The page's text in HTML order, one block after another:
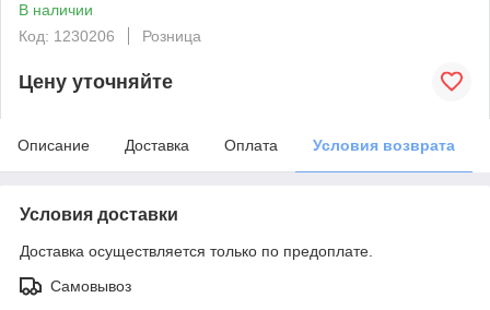
В наличии
Код: 1230206
Розница
Цену уточняйте
Описание Доставка Оплата Условия возврата
Условия доставки
Доставка осуществляется только по предоплате.
Самовывоз